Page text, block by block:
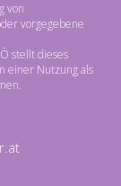
von
vorgegebene
stellt dieses
einer Nutzung als